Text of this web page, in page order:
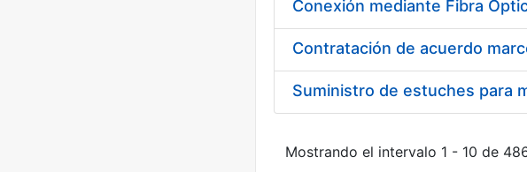
Suministro de estuches para
Mostrando el intervalo 1 - 10 de